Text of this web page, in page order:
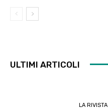
ULTIMI ARTICOLI
LA RIVISTA